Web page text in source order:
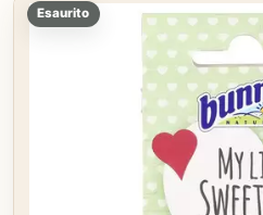
Esaurito